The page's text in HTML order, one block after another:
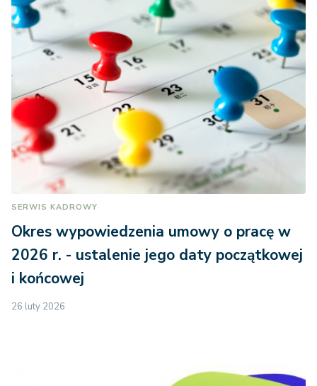
SERWIS KADROWY
Okres wypowiedzenia umowy o pracę w
2026 r. - ustalenie jego daty początkowej
i końcowej
26 luty 2026